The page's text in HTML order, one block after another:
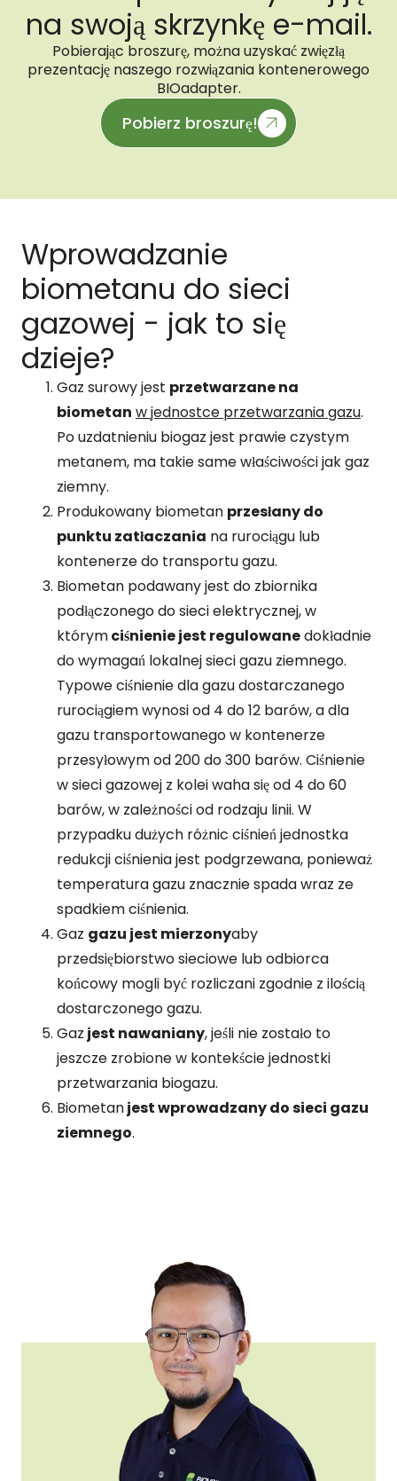
na swoją skrzynkę e-mail.
Pobierając broszurę, można uzyskać zwięzłą
prezentację naszego rozwiązania kontenerowego
BIOadapter.
Pobierz broszurę!
Wprowadzanie
biometanu do sieci
gazowej - jak to się
dzieje?
Gaz surowy jest przetwarzane na
biometan w jednostce przetwarzania gazu.
Po uzdatnieniu biogaz jest prawie czystym
metanem, ma takie same właściwości jak gaz
ziemny.
Produkowany biometan przesłany do
punktu zatłaczania na rurociągu lub
kontenerze do transportu gazu.
Biometan podawany jest do zbiornika
podłączonego do sieci elektrycznej, w
którymciśnienie jest regulowanedokładnie
do wymagań lokalnej sieci gazu ziemnego.
Typowe ciśnienie dla gazu dostarczanego
rurociągiem wynosi od 4 do 12 barów, a dla
gazu transportowanego w kontenerze
przesyłowym od 200 do 300 barów. Ciśnienie
w sieci gazowej z kolei waha się od 4 do 60
barów, w zależności od rodzaju linii. W
przypadku dużych różnic ciśnień jednostka
redukcji ciśnienia jest podgrzewana, ponieważ
temperatura gazu znacznie spada wraz ze
spadkiem ciśnienia.
Gaz gazu jest mierzonyaby
przedsiębiorstwo sieciowe lub odbiorca
końcowy mogli być rozliczani zgodnie z ilością
dostarczonego gazu.
Gaz jest nawaniany, jeśli nie zostało to
jeszcze zrobione w kontekście jednostki
przetwarzania biogazu.
Biometanjest wprowadzany do sieci gazu
ziemnego.